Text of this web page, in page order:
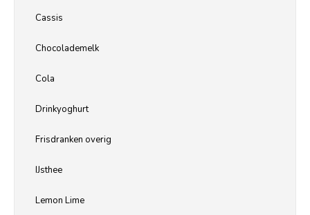
Cassis
Chocolademelk
Cola
Drinkyoghurt
Frisdranken overig
IJsthee
Lemon Lime